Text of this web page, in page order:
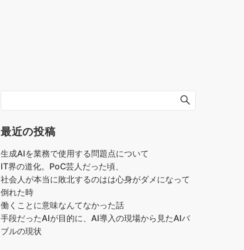
最近の投稿
生成AIを業務で使用する問題点について
IT界の道化。PoC芸人だった頃、
社会人が本当に敗北するのはは心身がダメになって
倒れた時
働くことに意味なんてなかった話
手段だったAIが目的に、AI導入の現場から見たAIバ
ブルの現状